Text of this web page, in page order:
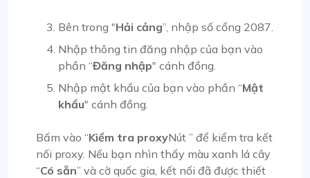
Bên trong "Hải cảng”, nhập số cổng 2087.
Nhập thông tin đăng nhập của bạn vào
phần “Đăng nhập" cánh đồng.
Nhập mật khẩu của bạn vào phần “Mật
khẩu" cánh đồng.
Bấm vào “Kiểm tra proxyNút ” để kiểm tra kết
nối proxy. Nếu bạn nhìn thấy màu xanh lá cây
“Có sẵn” và cờ quốc gia, kết nối đã được thiết